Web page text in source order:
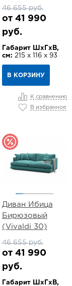
46 655 руб.
от 41 990
руб.
Габарит ШхГхВ,
см: 215 х 116 х 93
В КОРЗИНУ
К сравнению
В избранное
Диван Ибица
Бирюзовый
(Vivaldi 30)
46 655 руб.
от 41 990
руб.
Габарит ШхГхВ,